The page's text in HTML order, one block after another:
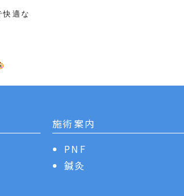
適な
施術案内
PNF
鍼灸